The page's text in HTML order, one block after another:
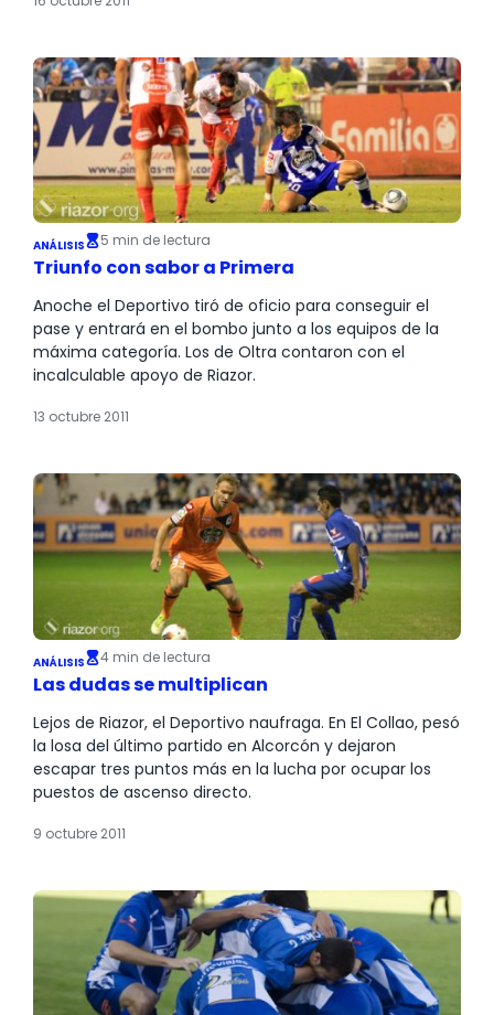
ANÁLISIS 5 min de lectura
Triunfo con sabor a Primera
Anoche el Deportivo tiró de oficio para conseguir el
pase y entrará en el bombo junto a los equipos de la
máxima categoría. Los de Oltra contaron con el
incalculable apoyo de Riazor.
13 octubre 2011
ANÁLISIS 4 min de lectura
Las dudas se multiplican
Lejos de Riazor, el Deportivo naufraga. En El Collao, pesó
la losa del último partido en Alcorcón y dejaron
escapar tres puntos más en la lucha por ocupar los
puestos de ascenso directo.
9 octubre 2011